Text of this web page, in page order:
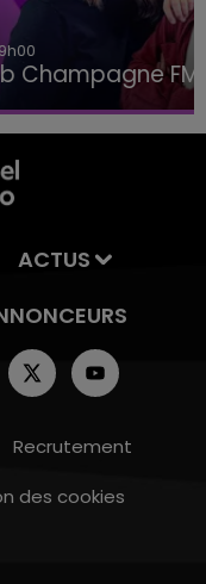
ACTUS
Recrutement
des cookies